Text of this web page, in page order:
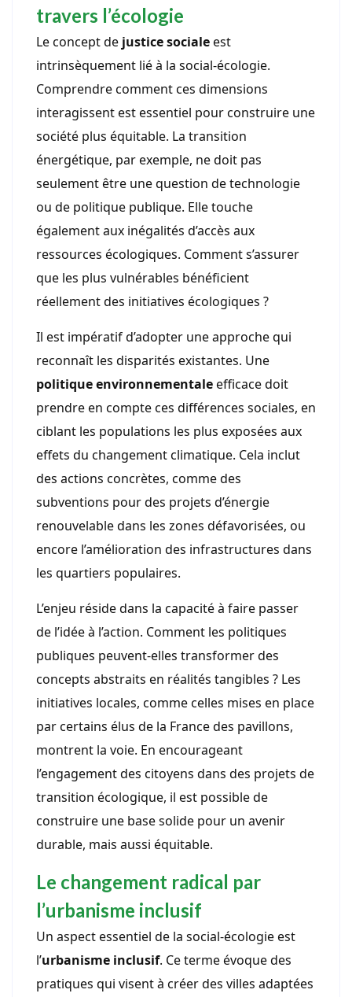
travers l’écologie
Le concept de justice socialeest
intrinsèquement lié à la social-écologie.
Comprendre comment ces dimensions
interagissent est essentiel pour construire une
société plus équitable. La transition
énergétique, par exemple, ne doit pas
seulement être une question de technologie
ou de politique publique. Elle touche
également aux inégalités d’accès aux
ressources écologiques. Comment s’assurer
que les plus vulnérables bénéficient
réellement des initiatives écologiques ?
Il est impératif d’adopter une approche qui
reconnaît les disparités existantes. Une
politique environnementaleefficace doit
prendre en compte ces différences sociales, en
ciblant les populations les plus exposées aux
effets du changement climatique. Cela inclut
des actions concrètes, comme des
subventions pour des projets d’énergie
renouvelable dans les zones défavorisées, ou
encore l’amélioration des infrastructures dans
les quartiers populaires.
L’enjeu réside dans la capacité à faire passer
de l’idée à l’action. Comment les politiques
publiques peuvent-elles transformer des
concepts abstraits en réalités tangibles ? Les
initiatives locales, comme celles mises en place
par certains élus de la France des pavillons,
montrent la voie. En encourageant
l’engagement des citoyens dans des projets de
transition écologique, il est possible de
construire une base solide pour un avenir
durable, mais aussi équitable.
Le changement radical par
l’urbanisme inclusif
Un aspect essentiel de la social-écologie est
l’urbanisme inclusif. Ce terme évoque des
pratiques qui visent à créer des villes adaptées